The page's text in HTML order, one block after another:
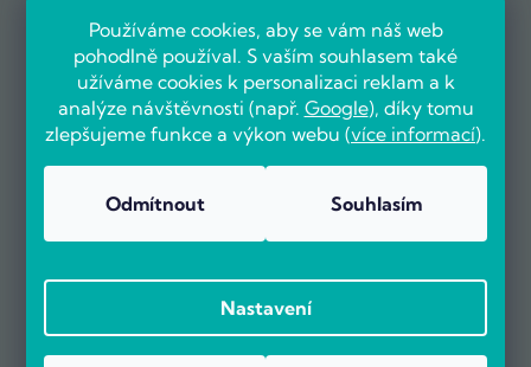
Používáme cookies, aby se vám náš web
pohodlně používal. S vaším souhlasem také
užíváme cookies k personalizaci reklam a k
analýze návštěvnosti (např. Google), díky tomu
zlepšujeme funkce a výkon webu (více informací).
Odmítnout Souhlasím
Nastavení